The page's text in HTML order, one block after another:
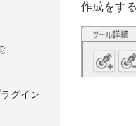
グイン
作成をす